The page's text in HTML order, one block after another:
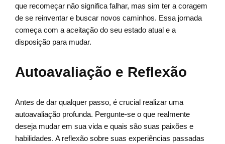
que recomeçar não significa falhar, mas sim ter a coragem
de se reinventar e buscar novos caminhos. Essa jornada
começa com a aceitação do seu estado atual e a
disposição para mudar.
Autoavaliação e Reflexão
Antes de dar qualquer passo, é crucial realizar uma
autoavaliação profunda. Pergunte-se o que realmente
deseja mudar em sua vida e quais são suas paixões e
habilidades. A reflexão sobre suas experiências passadas